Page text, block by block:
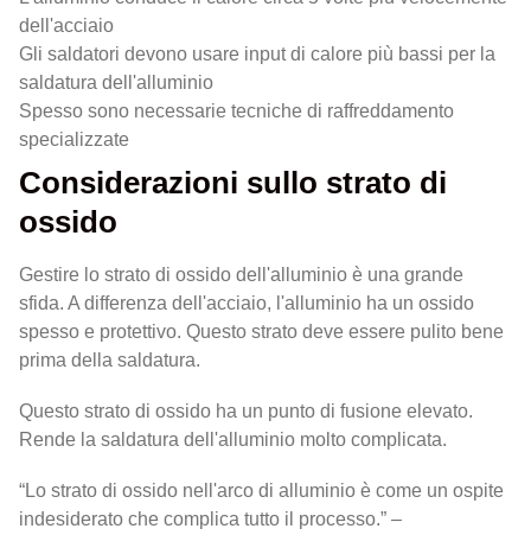
dell'acciaio
Gli saldatori devono usare input di calore più bassi per la
saldatura dell'alluminio
Spesso sono necessarie tecniche di raffreddamento
specializzate
Considerazioni sullo strato di
ossido
Gestire lo strato di ossido dell'alluminio è una grande
sfida. A differenza dell'acciaio, l'alluminio ha un ossido
spesso e protettivo. Questo strato deve essere pulito bene
prima della saldatura.
Questo strato di ossido ha un punto di fusione elevato.
Rende la saldatura dell'alluminio molto complicata.
“Lo strato di ossido nell'arco di alluminio è come un ospite
indesiderato che complica tutto il processo.” –